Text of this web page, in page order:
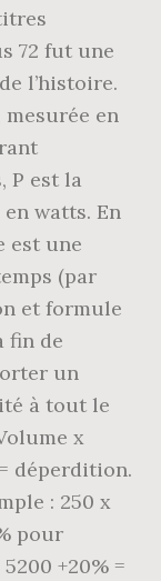
72 fut une
l’histoire.
en
P est la
watts. En
est une
(par
et formule
fin de
un
à tout le
x
déperdition.
: 250 x
pour
+20% =